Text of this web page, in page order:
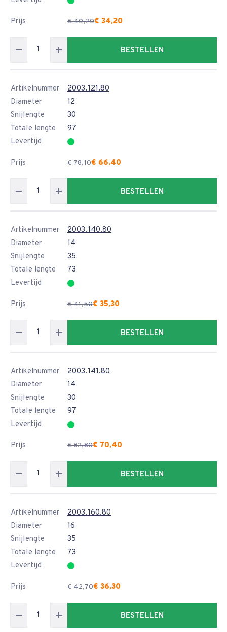
Prijs € 40,20€ 34,20
BESTELLEN
Artikelnummer
2003.121.80
Diameter
12
Snijlengte
30
Totale lengte
97
Levertijd
Prijs € 78,10€ 66,40
BESTELLEN
Artikelnummer
2003.140.80
Diameter
14
Snijlengte
35
Totale lengte
73
Levertijd
Prijs € 41,50€ 35,30
BESTELLEN
Artikelnummer
2003.141.80
Diameter
14
Snijlengte
30
Totale lengte
97
Levertijd
Prijs € 82,80€ 70,40
BESTELLEN
Artikelnummer
2003.160.80
Diameter
16
Snijlengte
35
Totale lengte
73
Levertijd
Prijs € 42,70€ 36,30
BESTELLEN